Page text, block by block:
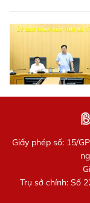
Giấy phép số: 15/
Trụ sở chính: Số